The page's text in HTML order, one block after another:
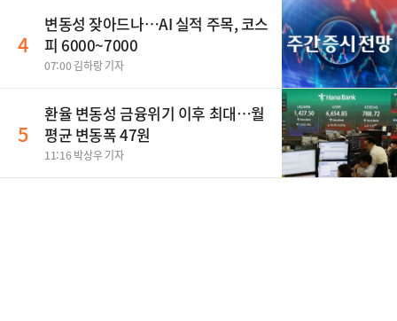
4
변동성 잦아드나…AI 실적 주목, 코스
피 6000~7000
07:00 김하랑 기자
5
환율 변동성 금융위기 이후 최대…월
평균 변동폭 47원
11:16 박상우 기자